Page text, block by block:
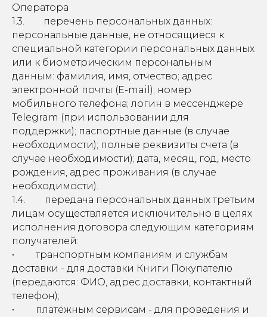
Оператора
1.3. перечень персональных данных:
персональные данные, не относящиеся к
специальной категории персональных данных
или к биометрическим персональным
данным: фамилия, имя, отчество; адрес
электронной почты (E-mail); номер
мобильного телефона; логин в мессенджере
Telegram (при использовании для
поддержки); паспортные данные (в случае
необходимости); полные реквизиты счета (в
случае необходимости); дата, месяц, год, место
рождения, адрес проживания (в случае
необходимости).
1.4. передача персональных данных третьим
лицам осуществляется исключительно в целях
исполнения договора следующим категориям
получателей:
• транспортным компаниям и службам
доставки - для доставки Книги Покупателю
(передаются: ФИО, адрес доставки, контактный
телефон);
• платёжным сервисам - для проведения и